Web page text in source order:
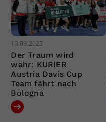
13.09.2025
Der Traum wird
wahr: KURIER
Austria Davis Cup
Team fährt nach
Bologna